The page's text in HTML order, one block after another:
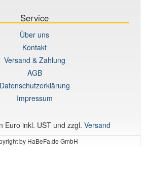
Service
Über uns
Kontakt
Versand & Zahlung
AGB
Datenschutzerklärung
Impressum
Euro inkl. UST und zzgl. Versand
by HaBeFa.de GmbH